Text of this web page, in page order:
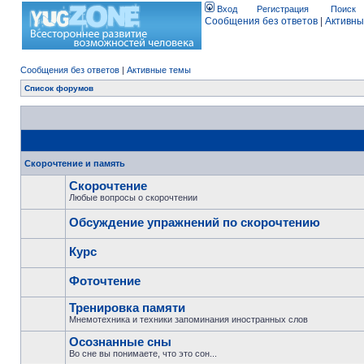
Вход Регистрация Поиск
Сообщения без ответов
Сообщения без ответов | Активные темы
Список форумов
Скорочтение и память
Скорочтение
Любые вопросы о скорочтении
Обсуждение упражнений по скорочтению
Курс
Фоточтение
Тренировка памяти
Мнемотехника и техники запоминания иностранных слов
Осознанные сны
Во сне вы понимаете, что это сон...